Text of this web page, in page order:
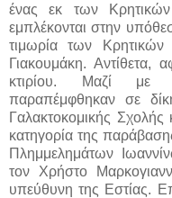
ένας εκ των Κρητικών
εμπλέκονται στην
τιμωρία των
Γιακουμάκη. Αντίθετα,
κτιρίου. Μαζί με
παραπέμφθηκαν σε
Γαλακτοκομικής
κατηγορία της
Πλημμελημάτων
τον Χρήστο
υπεύθυνη της Εστίας.